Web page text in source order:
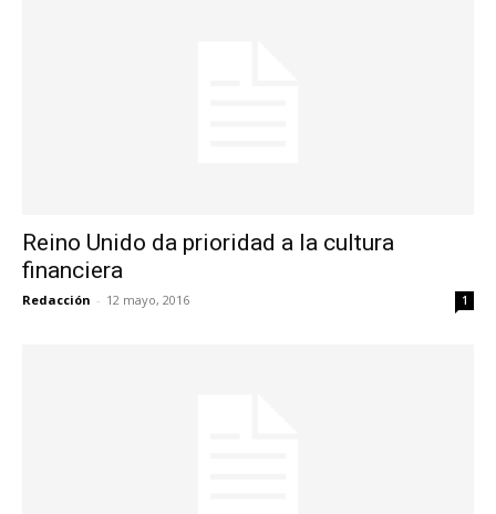
Reino Unido da prioridad a la cultura
financiera
Redacción - 12 mayo, 2016 1